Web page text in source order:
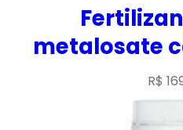
metalosate
R$